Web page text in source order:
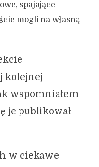
spajające
mogli na własną
kolejnej
wspomniałem
je publikował
w ciekawe